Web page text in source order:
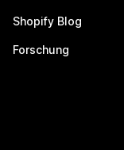
Shopify Blog
Forschung